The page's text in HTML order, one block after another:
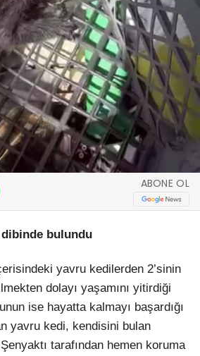
ABONE OL
bulundu
yavru kedilerden 2’sinin
dolayı yaşamını yitirdiği
ise hayatta kalmayı başardığı
yavru kedi, kendisini bulan
tarafından hemen koruma